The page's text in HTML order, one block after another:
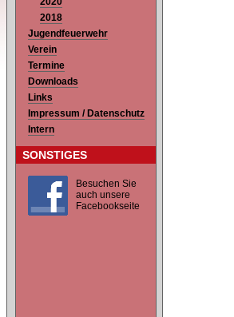
2018
Jugendfeuerwehr
Verein
Termine
Downloads
Links
Impressum / Datenschutz
Intern
SONSTIGES
Besuchen Sie
auch unsere
Facebookseite